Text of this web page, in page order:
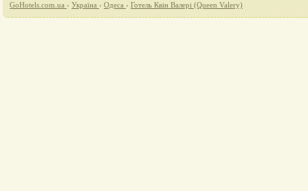
GoHotels.com.ua › Україна › Одеса › Готель Квін Валері (Queen Valery)